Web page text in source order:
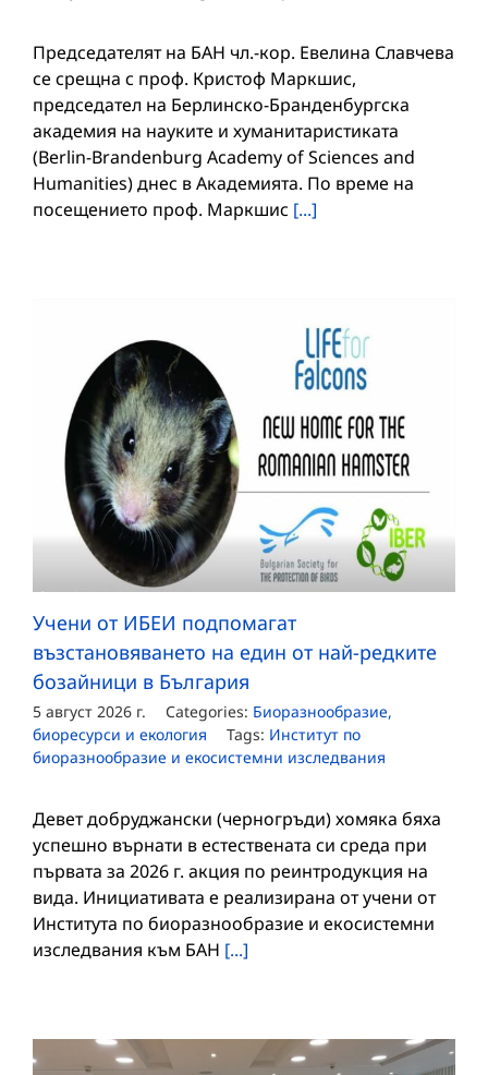
Председателят на БАН чл.-кор. Евелина Славчева
се срещна с проф. Кристоф Маркшис,
председател на Берлинско-Бранденбургска
академия на науките и хуманитаристиката
(Berlin-Brandenburg Academy of Sciences and
Humanities) днес в Академията. По време на
посещението проф. Маркшис [...]
Учени от ИБЕИ подпомагат
възстановяването на един от най-редките
бозайници в България
5 август 2026 г. Categories: Биоразнообразие,
биоресурси и екология
Tags: Институт по
биоразнообразие и екосистемни изследвания
Девет добруджански (черногръди) хомяка бяха
успешно върнати в естествената си среда при
първата за 2026 г. акция по реинтродукция на
вида. Инициативата е реализирана от учени от
Института по биоразнообразие и екосистемни
изследвания към БАН [...]